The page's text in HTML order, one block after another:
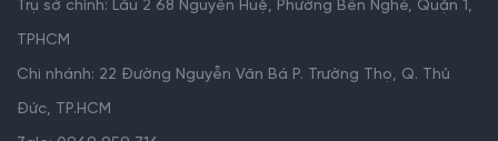
Trụ sở chính: Lầu 2 68 Nguyễn Huệ, Phường Bến Nghé, Quận 1,
TPHCM
Chi nhánh: 22 Đường Nguyễn Văn Bá P. Trường Thọ, Q. Thủ
Đức, TP.HCM